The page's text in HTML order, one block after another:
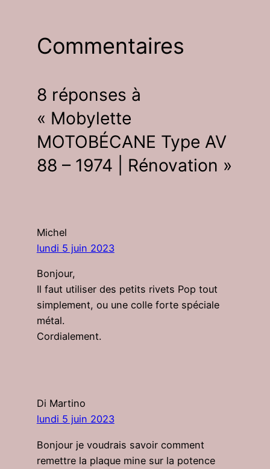
Commentaires
8 réponses à
« Mobylette
MOTOBÉCANE Type AV
88 – 1974 | Rénovation »
Michel
lundi 5 juin 2023
Bonjour,
Il faut utiliser des petits rivets Pop tout
simplement, ou une colle forte spéciale
métal.
Cordialement.
Di Martino
lundi 5 juin 2023
Bonjour je voudrais savoir comment
remettre la plaque mine sur la potence